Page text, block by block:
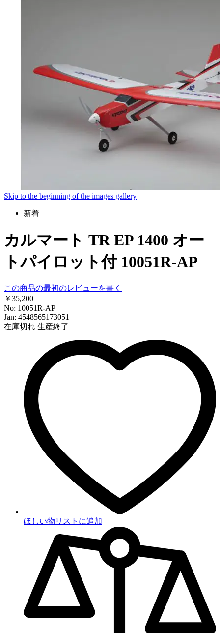
Skip to the beginning of the images gallery
新着
カルマート TR EP 1400 オー
トパイロット付 10051R-AP
この商品の最初のレビューを書く
￥35,200
No: 10051R-AP
Jan: 4548565173051
在庫切れ 生産終了
ほしい物リストに追加